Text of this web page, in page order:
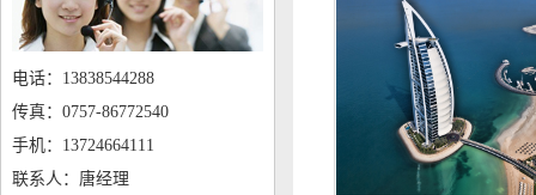
电话：13838544288
传真：0757-86772540
手机：13724664111
联系人：唐经理